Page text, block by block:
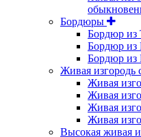
Бордюры
Бордюр из
Бордюр из
Бордюр из
Живая изгородь
Живая
Живая
Живая
Живая
Высокая живая